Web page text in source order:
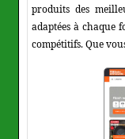
produits des
adaptées à
compétitifs. Que